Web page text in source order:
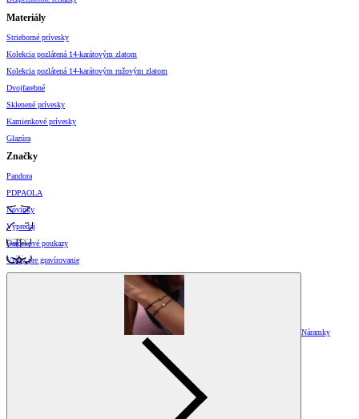
Materiály
Strieborné prívesky
Kolekcia pozlátená 14-karátovým zlatom
Kolekcia pozlátená 14-karátovým ružovým zlatom
Dvojfarebné
Sklenené prívesky
Kamienkové prívesky
Glazúra
Značky
Pandora
PDPAOLA
Novinky
Výpredaj
Darčekové poukazy
Vzory pre gravírovanie
Náramky